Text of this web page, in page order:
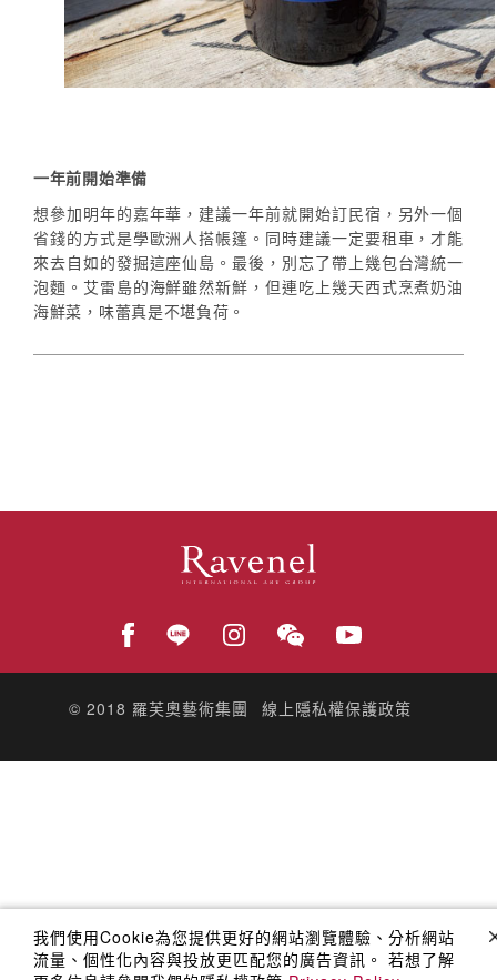
一年前開始準備
想參加明年的嘉年華，建議一年前就開始訂民宿，另外一個
省錢的方式是學歐洲人搭帳篷。同時建議一定要租車，才能
來去自如的發掘這座仙島。最後，別忘了帶上幾包台灣統一
泡麵。艾雷島的海鮮雖然新鮮，但連吃上幾天西式烹煮奶油
海鮮菜，味蕾真是不堪負荷。
© 2018 羅芙奧藝術集團 線上隱私權保護政策
我們使用Cookie為您提供更好的網站瀏覽體驗、分析網站
流量、個性化內容與投放更匹配您的廣告資訊。 若想了解